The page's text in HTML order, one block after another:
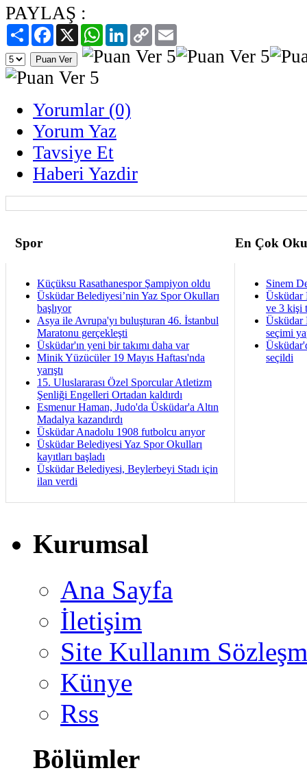
PAYLAŞ :
PaylaşFacebook
X WhatsAppLinkedIn
Copy
Link
Yorumlar (0)
Yorum Yaz
Tavsiye Et
Haberi Yazdir
Spor En Çok
Küçüksu Rasathanespor Şampiyon oldu
Üsküdar Belediyesi’nin Yaz Spor Okulları
başlıyor
Asya ile Avrupa'yı buluşturan 46. İstanbul
Maratonu gerçekleşti
Üsküdar'ın yeni bir takımı daha var
Minik Yüzücüler 19 Mayıs Haftası'nda
yarıştı
15. Uluslararası Özel Sporcular Atletizm
Şenliği Engelleri Ortadan kaldırdı
Esmenur Haman, Judo'da Üsküdar'a Altın
Madalya kazandırdı
Üsküdar Anadolu 1908 futbolcu arıyor
Üsküdar Belediyesi Yaz Spor Okulları
kayıtları başladı
Üsküdar Belediyesi, Beylerbeyi Stadı için
ilan verdi
Sinem
Üsküdar
ve 3 kişi
Üsküdar
seçimi
seçildi
Kurumsal
Ana Sayfa
İletişim
Site Kullanım
Künye
Rss
Bölümler